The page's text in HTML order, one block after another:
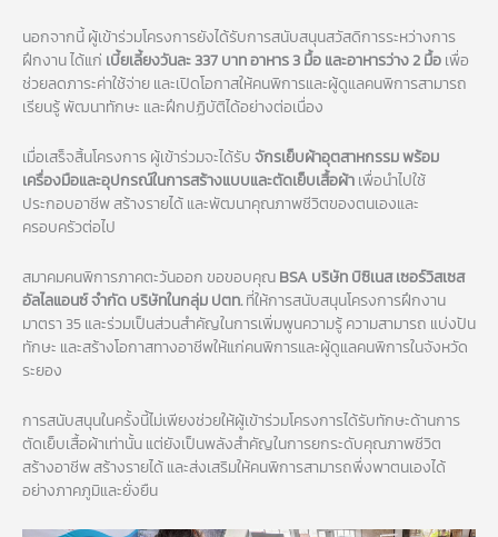
นอกจากนี้ ผู้เข้าร่วมโครงการยังได้รับการสนับสนุนสวัสดิการระหว่างการ
ฝึกงาน ได้แก่ เบี้ยเลี้ยงวันละ 337 บาท อาหาร 3 มื้อ และอาหารว่าง 2 มื้อ เพื่อ
ช่วยลดภาระค่าใช้จ่าย และเปิดโอกาสให้คนพิการและผู้ดูแลคนพิการสามารถ
เรียนรู้ พัฒนาทักษะ และฝึกปฏิบัติได้อย่างต่อเนื่อง
เมื่อเสร็จสิ้นโครงการ ผู้เข้าร่วมจะได้รับ จักรเย็บผ้าอุตสาหกรรม พร้อม
เครื่องมือและอุปกรณ์ในการสร้างแบบและตัดเย็บเสื้อผ้า เพื่อนำไปใช้
ประกอบอาชีพ สร้างรายได้ และพัฒนาคุณภาพชีวิตของตนเองและ
ครอบครัวต่อไป
สมาคมคนพิการภาคตะวันออก ขอขอบคุณ BSA บริษัท บิซิเนส เซอร์วิสเซส
อัลไลแอนซ์ จำกัด บริษัทในกลุ่ม ปตท.ที่ให้การสนับสนุนโครงการฝึกงาน
มาตรา 35 และร่วมเป็นส่วนสำคัญในการเพิ่มพูนความรู้ ความสามารถ แบ่งปัน
ทักษะ และสร้างโอกาสทางอาชีพให้แก่คนพิการและผู้ดูแลคนพิการในจังหวัด
ระยอง
การสนับสนุนในครั้งนี้ไม่เพียงช่วยให้ผู้เข้าร่วมโครงการได้รับทักษะด้านการ
ตัดเย็บเสื้อผ้าเท่านั้น แต่ยังเป็นพลังสำคัญในการยกระดับคุณภาพชีวิต
สร้างอาชีพ สร้างรายได้ และส่งเสริมให้คนพิการสามารถพึ่งพาตนเองได้
อย่างภาคภูมิและยั่งยืน